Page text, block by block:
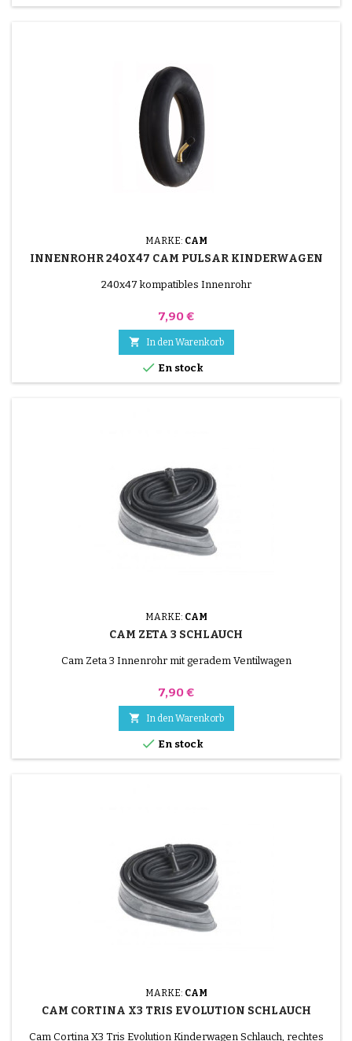
MARKE: CAM
INNENROHR 240X47 CAM PULSAR KINDERWAGEN
240x47 kompatibles Innenrohr
Preis
7,90 €
 In den Warenkorb
 En stock
MARKE: CAM
CAM ZETA 3 SCHLAUCH
Cam Zeta 3 Innenrohr mit geradem Ventilwagen
Preis
7,90 €
 In den Warenkorb
 En stock
MARKE: CAM
CAM CORTINA X3 TRIS EVOLUTION SCHLAUCH
Cam Cortina X3 Tris Evolution Kinderwagen Schlauch, rechtes